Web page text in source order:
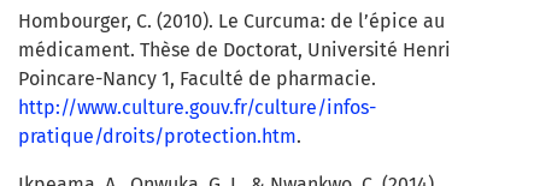
Hombourger, C. (2010). Le Curcuma: de l’épice au
médicament. Thèse de Doctorat, Université Henri
Poincare-Nancy 1, Faculté de pharmacie.
http://www.culture.gouv.fr/culture/infos-
pratique/droits/protection.htm.